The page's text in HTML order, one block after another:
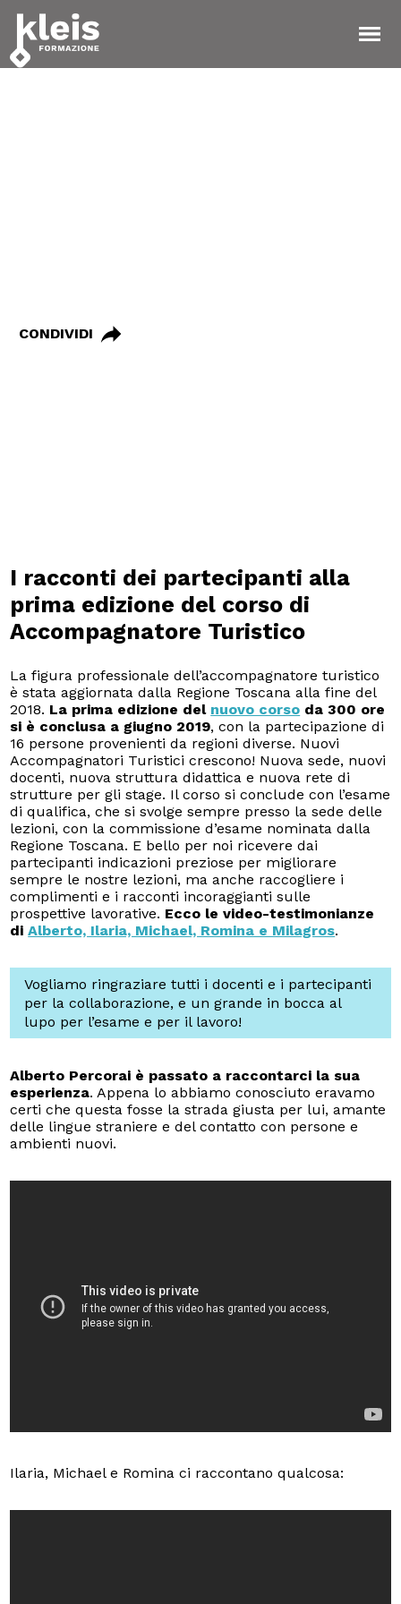
Instagram
Facebook
Tiktok
CONDIVIDI
I racconti dei partecipanti alla
prima edizione del corso di
Accompagnatore Turistico
La figura professionale dell’accompagnatore turistico
è stata aggiornata dalla Regione Toscana alla fine del
2018. La prima edizione del nuovo corso da 300 ore
si è conclusa a giugno 2019, con la partecipazione di
16 persone provenienti da regioni diverse. Nuovi
Accompagnatori Turistici crescono! Nuova sede, nuovi
docenti, nuova struttura didattica e nuova rete di
strutture per gli stage. Il corso si conclude con l’esame
di qualifica, che si svolge sempre presso la sede delle
lezioni, con la commissione d’esame nominata dalla
Regione Toscana. E bello per noi ricevere dai
partecipanti indicazioni preziose per migliorare
sempre le nostre lezioni, ma anche raccogliere i
complimenti e i racconti incoraggianti sulle
prospettive lavorative. Ecco le video-testimonianze
diAlberto, Ilaria, Michael, Romina e Milagros.
Vogliamo ringraziare tutti i docenti e i partecipanti
per la collaborazione, e un grande in bocca al
lupo per l’esame e per il lavoro!
Alberto Percorai è passato a raccontarci la sua
esperienza. Appena lo abbiamo conosciuto eravamo
certi che questa fosse la strada giusta per lui, amante
delle lingue straniere e del contatto con persone e
ambienti nuovi.
Ilaria, Michael e Romina ci raccontano qualcosa: